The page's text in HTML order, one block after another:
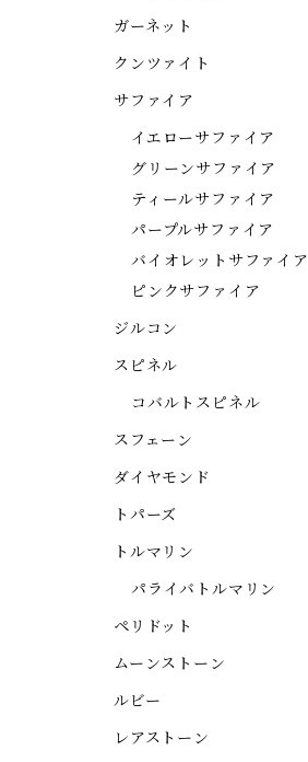
ガーネット
クンツァイト
サファイア
イエローサファイア
グリーンサファイア
ティールサファイア
パープルサファイア
バイオレットサファイア
ピンクサファイア
ジルコン
スピネル
コバルトスピネル
スフェーン
ダイヤモンド
トパーズ
トルマリン
パライバトルマリン
ペリドット
ムーンストーン
ルビー
レアストーン